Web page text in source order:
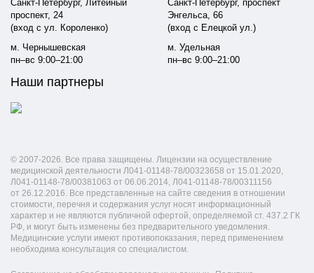
Санкт-Петербург, Литейный
проспект, 24
(вход с ул. Короленко)
м. Чернышевская
пн–вс 9:00–21:00
Санкт-Петербург, проспект
Энгельса, 66
(вход с Елецкой ул.)
м. Удельная
пн–вс 9:00–21:00
Наши партнеры
© 2007-2026. Все права защищены. Лицензии на осуществление
медицинской деятельности Л041-01148-78/00323658 от 15.01.2020,
Л041-01148-78/00381063 от 06.06.2014, Л041-01148-78/00311156
от 26.12.2016. Все представленные на сайте сведения в отношении
стоимости, перечня и содержания услуг носят информационный
характер и не являются публичной офертой, определяемой ст. 437.2 ГК
РФ, и могут быть изменены без предварительного уведомления.
Медицинские услуги имеют противопоказания, перед применением
необходима консультация со специалистом.